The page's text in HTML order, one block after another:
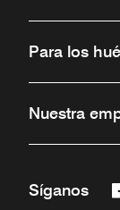
Para los
Nuestra
Síganos